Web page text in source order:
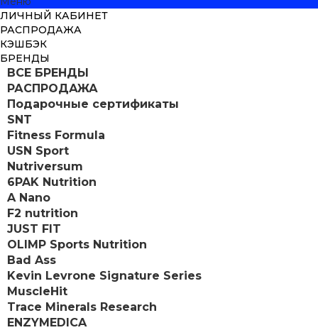
ЛИЧНЫЙ КАБИНЕТ
РАСПРОДАЖА
КЭШБЭК
БРЕНДЫ
ВСЕ БРЕНДЫ
РАСПРОДАЖА
Подарочные сертификаты
SNT
Fitness Formula
USN Sport
Nutriversum
6PAK Nutrition
A Nano
F2 nutrition
JUST FIT
OLIMP Sports Nutrition
Bad Ass
Kevin Levrone Signature Series
MuscleHit
Trace Minerals Research
ENZYMEDICA